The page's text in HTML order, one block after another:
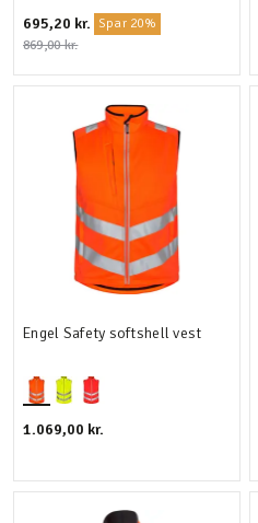
695,20 kr. Spar 20%
869,00 kr.
Engel Safety softshell vest
1.069,00 kr.